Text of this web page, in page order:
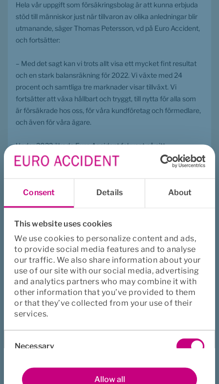
Consent Details About
This website uses cookies
We use cookies to personalize content and ads,
to provide social media features and to analyse
our traffic. We also share information about your
use of our site with our social media, advertising
and analytics partners who may combine it with
other information that you’ve provided to them
or that they’ve collected from your use of their
services.
Selection
Necessary
Preferences Allow all
Hela vår uppgift som försäkringsbolag är att kunna erbjuda
stöd till människor just när tillvaron av olika anledningar blir
utmanande, säger Thomas Petersson, vd på Euro Accident,
och fortsätter:
– Med det sagt kan vi trots allt visa ett mycket fint resultat
och en stark balansräkning för 2022. Vi växte med 24
procent och samtliga tre marknader visar tillväxt. Vi
fortsätter att växa hållbart och tryggt, till nytta för alla som
är försäkrade hos oss, för våra kundföretag och förmedlare,
och även för våra ägare.
Under 2022 ökade Euro Accident fokuset på sitt
hållbarhetsarbete inom fokusområdena hållbart
produkterbjudande, våra medarbetare, ansvarsfullt
företagande och miljö. Långsiktig hållbar utveckling är
grundläggande för den verksamhet vi bedriver och vi
arbetar kontinuerligt med FN:s globala mål för hållbar
– Vi står inför stora förändringar med krav på nya processer
och rapporteringsregelverk på hållbarhetsområdet. Under
2023 kommer vi att jobba vidare med att utveckla vårt
strategiska hållbarhetsarbete för att fortsätta realisera våra
hållbarhetsmål. Utmaningen de närmaste åren är att bli
klimatneutrala samt att se till att nya lagar och regler
implementeras, avslutar Thomas Petersson.
Ladda ner: Euro Accidents års- och
Hjälpte den här sidan dig?